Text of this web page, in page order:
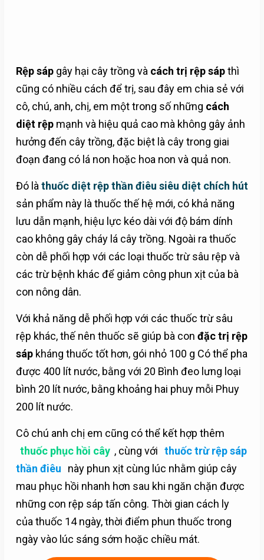
Rệp sápgây hại cây trồng và cách trị rệp sápthì
cũng có nhiều cách để trị, sau đây em chia sẻ với
cô, chú, anh, chị, em một trong số những cách
diệt rệpmạnh và hiệu quả cao mà không gây ảnh
hưởng đến cây trồng, đặc biệt là cây trong giai
đoạn đang có lá non hoặc hoa non và quả non.
Đó là thuốc diệt rệp thần điêu siêu diệt chích hút
sản phẩm này là thuốc thế hệ mới, có khả năng
lưu dẫn mạnh, hiệu lực kéo dài với độ bám dính
cao không gây cháy lá cây trồng. Ngoài ra thuốc
còn dễ phối hợp với các loại thuốc trừ sâu rệp và
các trừ bệnh khác để giảm công phun xịt của bà
con nông dân.
Với khả năng dễ phối hợp với các thuốc trừ sâu
rệp khác, thế nên thuốc sẽ giúp bà con đặc trị rệp
sápkháng thuốc tốt hơn, gói nhỏ 100 g Có thể pha
được 400 lít nước, bằng với 20 Bình đeo lưng loại
bình 20 lít nước, bằng khoảng hai phuy mỗi Phuy
200 lít nước.
Cô chú anh chị em cũng có thể kết hợp thêm
thuốc phục hồi cây , cùng với thuốc trừ rệp sáp
thần điêu
này phun xịt cùng lúc nhằm giúp cây
mau phục hồi nhanh hơn sau khi ngăn chặn được
những con rệp sáp tấn công. Thời gian cách ly
của thuốc 14 ngày, thời điểm phun thuốc trong
ngày vào lúc sáng sớm hoặc chiều mát.